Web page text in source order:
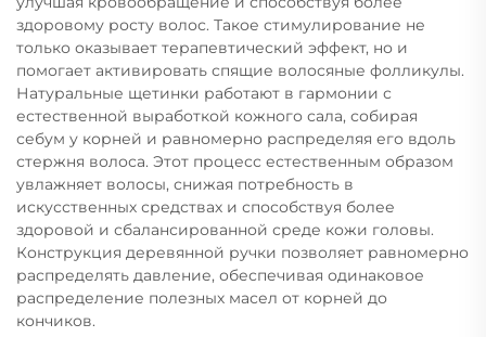
здоровому росту волос. Такое стимулирование не
только оказывает терапевтический эффект, но и
помогает активировать спящие волосяные фолликулы.
Натуральные щетинки работают в гармонии с
естественной выработкой кожного сала, собирая
себум у корней и равномерно распределяя его вдоль
стержня волоса. Этот процесс естественным образом
увлажняет волосы, снижая потребность в
искусственных средствах и способствуя более
здоровой и сбалансированной среде кожи головы.
Конструкция деревянной ручки позволяет равномерно
распределять давление, обеспечивая одинаковое
распределение полезных масел от корней до
кончиков.